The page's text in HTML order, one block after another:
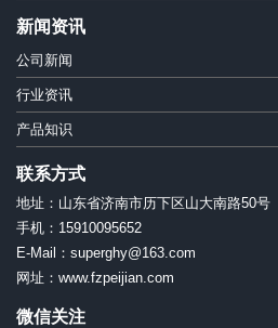
新闻资讯
公司新闻
行业资讯
产品知识
联系方式
地址：山东省济南市历下区山大南路50号
手机：15910095652
E-Mail：superghy@163.com
网址：www.fzpeijian.com
微信关注